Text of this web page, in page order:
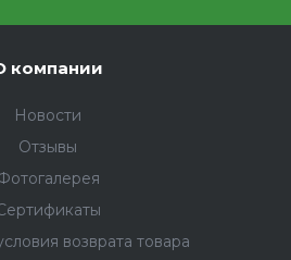
компании
Новости
Отзывы
возврата товара